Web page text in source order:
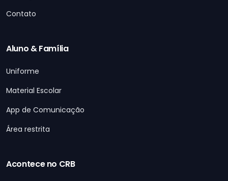
Contato
Aluno & Família
Uniforme
Material Escolar
App de Comunicação
Área restrita
Acontece no CRB